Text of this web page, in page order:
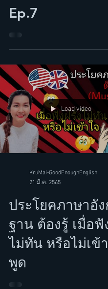
เสียงว่ายังไง?
Ep.7
Load video
KruMai-GoodEnoughEnglish
21 มี.ค. 2565
ประโยคภาษาอั
ฐาน ต้องรู้ เมื่อฟั